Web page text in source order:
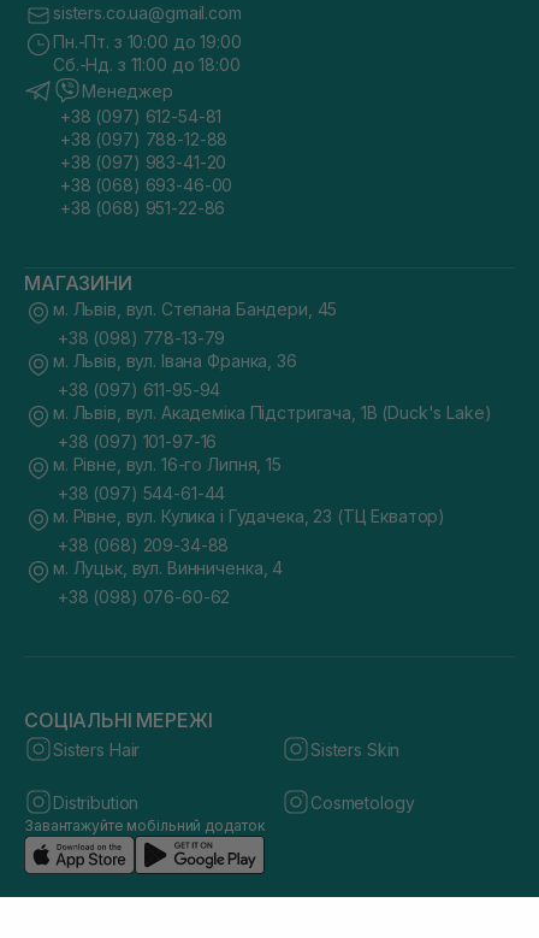
sisters.co.ua@gmail.com
Пн.-Пт. з 10:00 до 19:00
Сб.-Нд. з 11:00 до 18:00
Менеджер
+38 (097) 612-54-81
+38 (097) 788-12-88
+38 (097) 983-41-20
+38 (068) 693-46-00
+38 (068) 951-22-86
МАГАЗИНИ
м. Львів, вул. Степана Бандери, 45
+38 (098) 778-13-79
м. Львів, вул. Івана Франка, 36
+38 (097) 611-95-94
м. Львів, вул. Академіка Підстригача, 1В (Duck's Lake)
+38 (097) 101-97-16
м. Рівне, вул. 16-го Липня, 15
+38 (097) 544-61-44
м. Рівне, вул. Кулика і Гудачека, 23 (ТЦ Екватор)
+38 (068) 209-34-88
м. Луцьк, вул. Винниченка, 4
+38 (098) 076-60-62
СОЦІАЛЬНІ МЕРЕЖІ
Sisters Hair Sisters Skin
Distribution Cosmetology
Завантажуйте мобільний додаток